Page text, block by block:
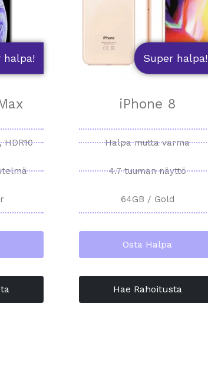
halpa!
HDR10
Super halpa!
iPhone 8
Halpa mutta varma
4.7 tuuman näyttö
64GB / Gold
Osta Halpa
Hae Rahoitusta